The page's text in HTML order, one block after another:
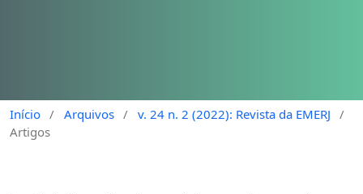
Início / Arquivos / v. 24 n. 2 (2022): Revista da EMERJ
/
Artigos